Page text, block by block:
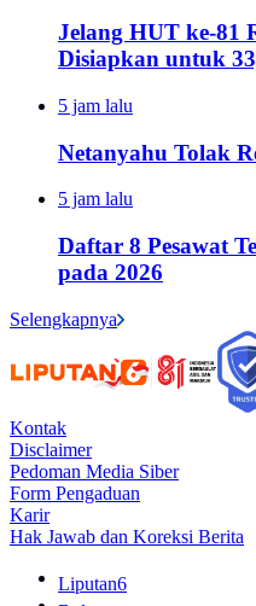
Jelang HUT ke-81
Disiapkan untuk
5 jam lalu
Netanyahu Tolak
5 jam lalu
Daftar 8 Pesawat
pada 2026
Selengkapnya
Kontak
Disclaimer
Pedoman Media Siber
Form Pengaduan
Karir
Hak Jawab dan Koreksi Berita
Liputan6